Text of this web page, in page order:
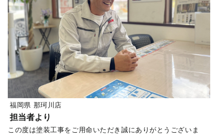
福岡県 那珂川店
担当者より
この度は塗装工事をご用命いただき誠にありがとうございま